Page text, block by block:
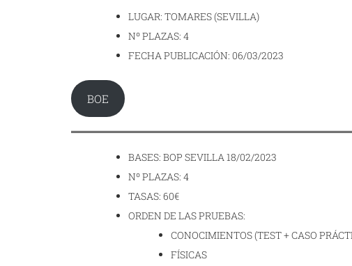
LUGAR: TOMARES (SEVILLA)
Nº PLAZAS: 4
FECHA PUBLICACIÓN: 06/03/2023
BOE
BASES: BOP SEVILLA 18/02/2023
Nº PLAZAS: 4
TASAS: 60€
ORDEN DE LAS PRUEBAS:
CONOCIMIENTOS (TEST + CASO
FÍSICAS